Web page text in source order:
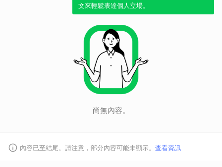
文來輕鬆表達個人立場。
尚無內容。
內容已至結尾。請注意，部分內容可能未顯示。 查看資訊